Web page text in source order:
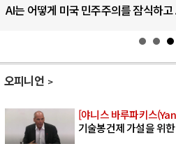
AI는 어떻게 미국 민주주의를 잠식하고
오피니언
[야니스 바루파키스
기술봉건제 가설을 위